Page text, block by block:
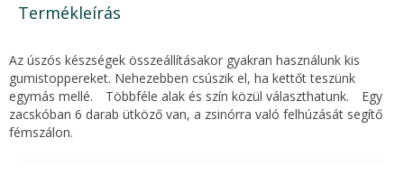
Termékleírás
Az úszós készségek összeállításakor gyakran használunk kis
gumistoppereket. Nehezebben csúszik el, ha kettőt teszünk
egymás mellé.
Többféle alak és szín közül választhatunk.
Egy
zacskóban 6 darab ütköző van, a zsinórra való felhúzását segítő
fémszálon.